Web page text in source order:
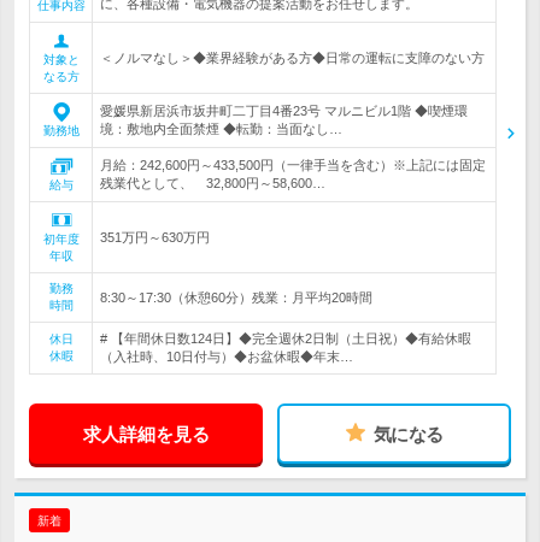
仕事内容 に、各種設備・電気機器の提案活動をお任せします。
対象と
なる方
＜ノルマなし＞◆業界経験がある方◆日常の運転に支障のない方
勤務地
愛媛県新居浜市坂井町二丁目4番23号 マルニビル1階 ◆喫煙環
境：敷地内全面禁煙 ◆転勤：当面なし…
給与
月給：242,600円～433,500円（一律手当を含む）※上記には固定
残業代として、 32,800円～58,600…
初年度
年収
351万円～630万円
勤務
時間
8:30～17:30（休憩60分）残業：月平均20時間
休日
休暇
# 【年間休日数124日】◆完全週休2日制（土日祝）◆有給休暇
（入社時、10日付与）◆お盆休暇◆年末…
求人詳細を見る 気になる
新着